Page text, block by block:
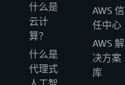
什么是
云计
算？
什么是
代理式
AWS 信
任中心
AWS 解
决方案
库